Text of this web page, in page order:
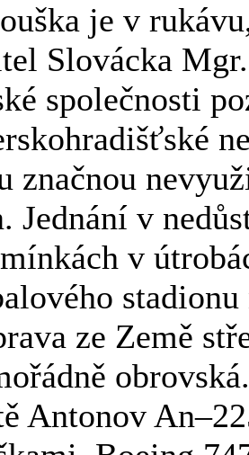
je v
Slovácka
společnosti
značnou
Jednání v
v
ze Země
Antonov